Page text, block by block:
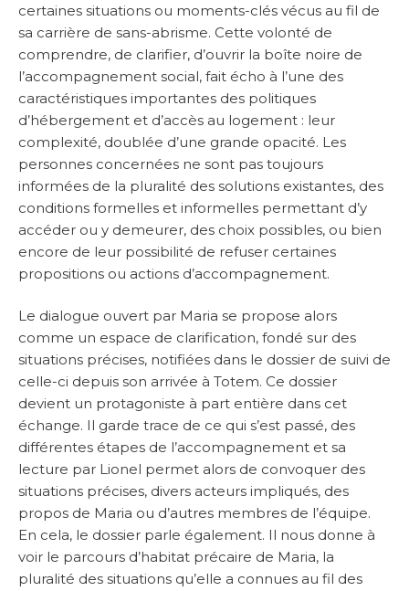
certaines situations ou moments-clés vécus au fil de
sa carrière de sans-abrisme. Cette volonté de
comprendre, de clarifier, d’ouvrir la boîte noire de
l’accompagnement social, fait écho à l’une des
caractéristiques importantes des politiques
d’hébergement et d’accès au logement : leur
complexité, doublée d’une grande opacité. Les
personnes concernées ne sont pas toujours
informées de la pluralité des solutions existantes, des
conditions formelles et informelles permettant d’y
accéder ou y demeurer, des choix possibles, ou bien
encore de leur possibilité de refuser certaines
propositions ou actions d’accompagnement.
Le dialogue ouvert par Maria se propose alors
comme un espace de clarification, fondé sur des
situations précises, notifiées dans le dossier de suivi de
celle-ci depuis son arrivée à Totem. Ce dossier
devient un protagoniste à part entière dans cet
échange. Il garde trace de ce qui s’est passé, des
différentes étapes de l’accompagnement et sa
lecture par Lionel permet alors de convoquer des
situations précises, divers acteurs impliqués, des
propos de Maria ou d’autres membres de l’équipe.
En cela, le dossier parle également. Il nous donne à
voir le parcours d’habitat précaire de Maria, la
pluralité des situations qu’elle a connues au fil des